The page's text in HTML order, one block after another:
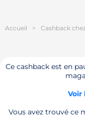
Accueil > Cashback
Ce cashback est en
Voir
Vous avez trouvé ce